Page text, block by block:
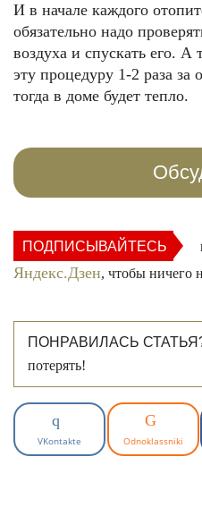
И в начале каждого
обязательно надо
воздуха и спускать его. А
эту процедуру 1-2 раза за
тогда в доме будет тепло.
ПОДПИСЫВАЙТЕСЬ
Яндекс.Дзен, чтобы ничего
ПОНРАВИЛАСЬ
потерять!
VKontakte Odnoklassniki